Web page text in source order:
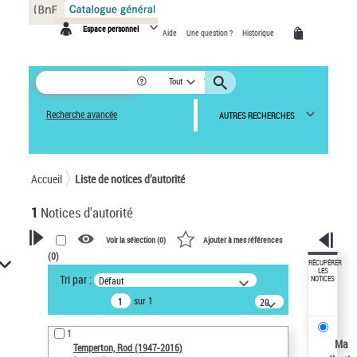
Espace personnel Aide Une question ? Historique
Tout
Recherche avancée AUTRES RECHERCHES
Accueil Liste de notices d’autorité
1 Notices d'autorité
VOTRE RECHERCHE
Recherche avancée dans les
notices d’autorité
Œuvres liées à l'auteur :
Temperton, Rod (1947-2016)
Voir la sélection (0) Ajouter à mes références
(0)
Tri par : Défaut
sur 1
20
résultats/page
1
Temperton, Rod (1947-2016)
RÉCUPÉRER
LES
NOTICES
Ma
Panneau de gestion des cookies